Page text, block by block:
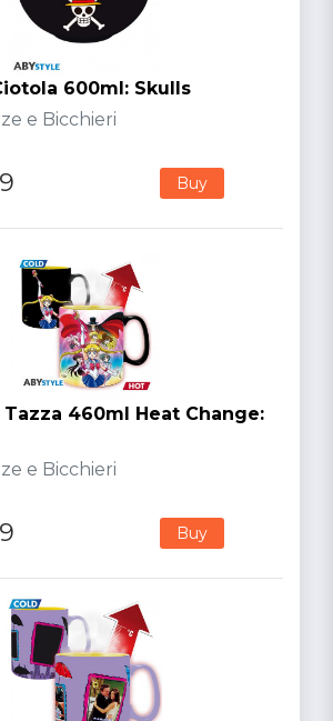
600ml: Skulls
e Bicchieri
Buy
460ml Heat Change:
e Bicchieri
Buy